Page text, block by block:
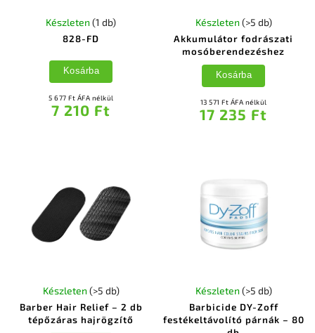
828-FD
Készleten(1 db)
5 677 Ft ÁFA nélkül
7 210 Ft
Kosárba
Akkumulátor fodrászati
mosóberendezéshez
Készleten (>5 db)
13 571 Ft ÁFA nélkül
17 235 Ft
Kosárba
Barber Hair Relief – 2 db
tépőzáras hajrögzítő
Készleten (>5 db)
Barbicide DY-Zoff
festékeltávolító párnák – 80
Készleten (>5 db)